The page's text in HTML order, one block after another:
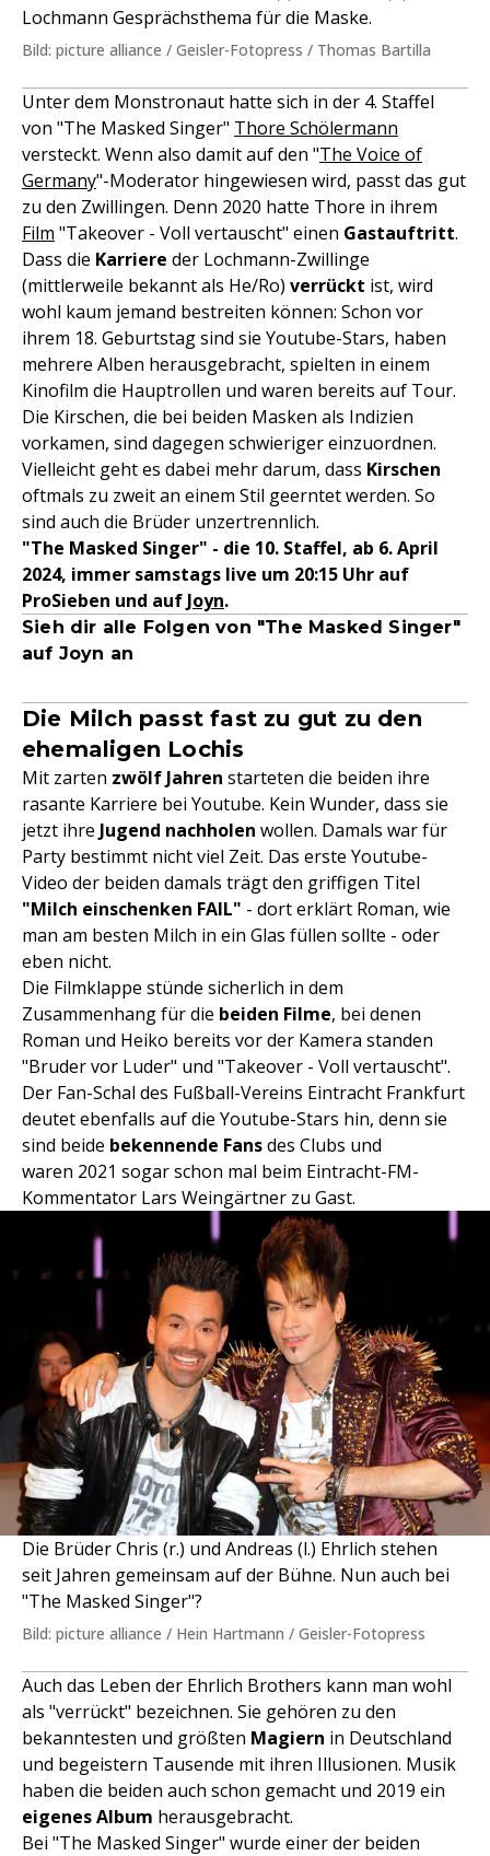
Lochmann Gesprächsthema für die Maske.
Bild: picture alliance / Geisler-Fotopress / Thomas Bartilla
Unter dem Monstronaut hatte sich in der 4. Staffel
von "The Masked Singer" Thore Schölermann
versteckt. Wenn also damit auf den "The Voice of
Germany"-Moderator hingewiesen wird, passt das gut
zu den Zwillingen. Denn 2020 hatte Thore in ihrem
Film "Takeover - Voll vertauscht" einen Gastauftritt.
Dass die Karriere der Lochmann-Zwillinge
(mittlerweile bekannt als He/Ro) verrückt ist, wird
wohl kaum jemand bestreiten können: Schon vor
ihrem 18. Geburtstag sind sie Youtube-Stars, haben
mehrere Alben herausgebracht, spielten in einem
Kinofilm die Hauptrollen und waren bereits auf Tour.
Die Kirschen, die bei beiden Masken als Indizien
vorkamen, sind dagegen schwieriger einzuordnen.
Vielleicht geht es dabei mehr darum, dass Kirschen
oftmals zu zweit an einem Stil geerntet werden. So
sind auch die Brüder unzertrennlich.
"The Masked Singer" - die 10. Staffel, ab 6. April
2024, immer samstags live um 20:15 Uhr auf
ProSieben und auf Joyn.
Sieh dir alle Folgen von "The Masked Singer"
auf Joyn an
Die Milch passt fast zu gut zu den
ehemaligen Lochis
Mit zarten zwölf Jahren starteten die beiden ihre
rasante Karriere bei Youtube. Kein Wunder, dass sie
jetzt ihre Jugend nachholen wollen. Damals war für
Party bestimmt nicht viel Zeit. Das erste Youtube-
Video der beiden damals trägt den griffigen Titel
"Milch einschenken FAIL" - dort erklärt Roman, wie
man am besten Milch in ein Glas füllen sollte - oder
eben nicht.
Die Filmklappe stünde sicherlich in dem
Zusammenhang für die beiden Filme, bei denen
Roman und Heiko bereits vor der Kamera standen
"Bruder vor Luder" und "Takeover - Voll vertauscht".
Der Fan-Schal des Fußball-Vereins Eintracht Frankfurt
deutet ebenfalls auf die Youtube-Stars hin, denn sie
sind beide bekennende Fansdes Clubs und
waren 2021 sogar schon mal beim Eintracht-FM-
Kommentator Lars Weingärtner zu Gast.
Die Brüder Chris (r.) und Andreas (l.) Ehrlich stehen
seit Jahren gemeinsam auf der Bühne. Nun auch bei
"The Masked Singer"?
Bild: picture alliance / Hein Hartmann / Geisler-Fotopress
Auch das Leben der Ehrlich Brothers kann man wohl
als "verrückt" bezeichnen. Sie gehören zu den
bekanntesten und größten Magiern in Deutschland
und begeistern Tausende mit ihren Illusionen. Musik
haben die beiden auch schon gemacht und 2019 ein
eigenes Album herausgebracht.
Bei "The Masked Singer" wurde einer der beiden